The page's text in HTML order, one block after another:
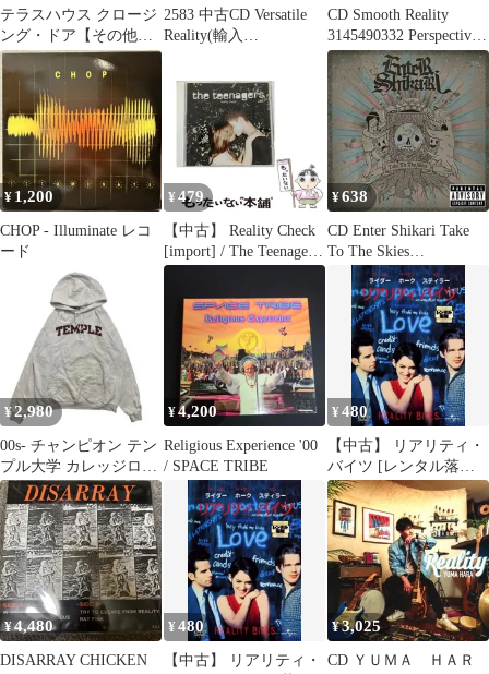
テラスハウス クロージ
ング・ドア【その他、
ドキュメンタリー 中古
DVD】レンタル落ち
2583 中古CD Versatile
Reality(輸入
BAND (IGCD062)
CD Smooth Reality
3145490332 Perspective
未開封 /00110
¥ 1,200
CHOP - Illuminate レコ
ード
¥ 479
【中古】 Reality Check
[import] / The Teenagers
/ XL Recordings
¥638
CD Enter Shikari Take
To The Skies
B001012202 Ambush
Reality /00110
¥2,980
00s- チャンピオン テン
プル大学 カレッジロゴ
パーカー 白 メンズL 古
着
¥4,200
Religious Experience '00
/ SPACE TRIBE
¥480
【中古】 リアリティ・
バイツ [レンタル落ち]
[DVD]
¥4,480
DISARRAY CHICKEN
¥480
【中古】 リアリティ・
¥3,025
CD ＹＵＭＡ ＨＡＲ